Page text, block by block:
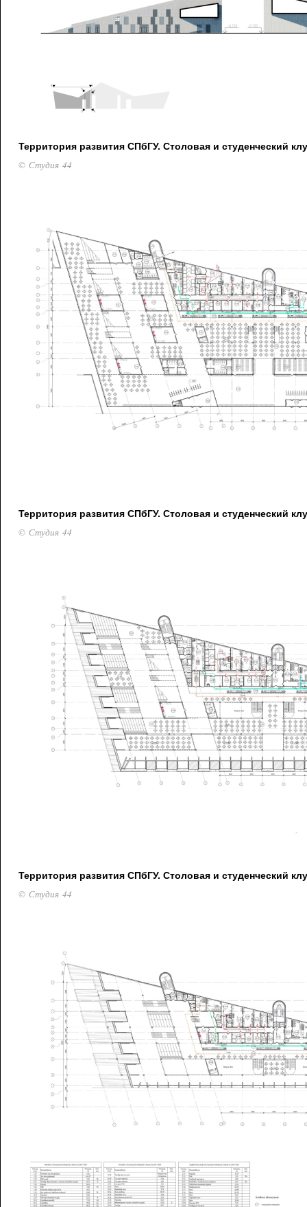
Территория развития СПбГУ. Столовая и студенческий
© Студия 44
Территория развития СПбГУ. Столовая и студенческий
© Студия 44
Территория развития СПбГУ. Столовая и студенческий
© Студия 44